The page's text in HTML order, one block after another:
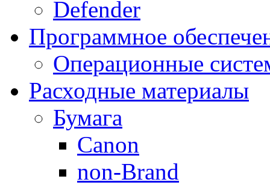
Defender
Программное
Операционные
Расходные материалы
Бумага
Canon
non-Brand